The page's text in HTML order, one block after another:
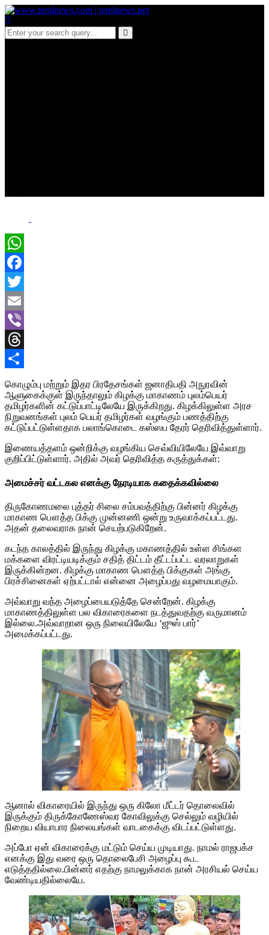
WhatsApp
Facebook
Twitter
Email
Viber
Threads
கொழும்பு மற்றும் இதர பிரதேசங்கள் ஜனாதிபதி அநுரவின்
ஆளுகைக்குள் இருந்தாலும் கிழக்கு மாகாணம் புலம்பெயர்
தமிழர்களின் கட்டுப்பாட்டிலேயே இருக்கிறது. கிழக்கிலுள்ள அரச
நிறுவனங்கள் புலம் பெயர் தமிழர்கள் வழங்கும் பணத்திற்கு
கட்டுப்பட்டுள்ளதாக பலாங்கொடை கஸ்ஸப தேரர் தெரிவித்துள்ளார்.
இணையத்தளம் ஒன்றிக்கு வழங்கிய செவ்வியிலேயே இவ்வாறு
குறிப்பிட்டுள்ளார். அதில் அவர் தெரிவித்த கருத்துக்கள்:
அமைச்சர் வட்டகல எனக்கு நேரடியாக கதைக்கவில்லை
திருகோணமலை புத்தர் சிலை சம்பவத்திற்கு பின்னர் கிழக்கு
மாகாண பௌத்த பிக்கு முன்னணி ஒன்று உருவாக்கப்பட்டது.
அதன் தலைவராக நான் செயற்படுகிறேன்.
கடந்த காலத்தில் இருந்து கிழக்கு மகாணத்தில் உள்ள சிங்கள
மக்களை விரட்டியடிக்கும் சதித் திட்டம் தீட்டப்பட்ட வரலாறுகள்
இருக்கின்றன. கிழக்கு மாகாண பௌத்த பிக்குகள் அங்கு
பிரச்சினைகள் ஏற்பட்டால் என்னை அழைப்பது வழமையாகும்.
அவ்வாறு வந்த அழைப்பையடுத்தே சென்றேன். கிழக்கு
மாகாணத்திலுள்ள பல விகாரைகளை நடத்துவதற்கு வருமானம்
இல்லை.அவ்வாறான ஒரு நிலையிலேயே ‘ஜுஸ் பார்’
அமைக்கப்பட்டது.
ஆனால் விகாரையில் இருந்து ஒரு கிலோ மீட்டர் தொலைவில்
இருக்கும் திருக்கோணேஸ்வர கோவிலுக்கு செல்லும் வழியில்
நிறைய வியாபார நிலையங்கள் வாடகைக்கு விடப்பட்டுள்ளது.
அப்போ ஏன் விகாரைக்கு மட்டும் செய்ய முடியாது. நாமல் ராஜபக்ச
எனக்கு இது வரை ஒரு தொலைபேசி அழைப்பு கூட
எடுத்ததில்லை.பின்னர் எதற்கு நாமலுக்காக நான் அரசியல் செய்ய
வேண்டியதில்லையே.